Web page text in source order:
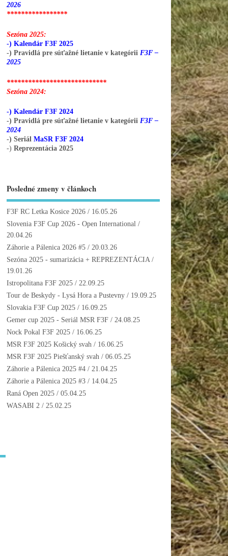
2026
*****************
Sezóna 2025:
-) Kalendár F3F 2025
-) Pravidlá pre súťažné lietanie v kategórii F3F –
2025
****************************
Sezóna 2024:
-) Kalendár F3F 2024
-) Pravidlá pre súťažné lietanie v kategórii F3F –
2024
-) Seriál MaSR F3F 2024
-) Reprezentácia 2025
Posledné zmeny v článkoch
F3F RC Letka Kosice 2026/ 16.05.26
Slovenia F3F Cup 2026 - Open International /
20.04.26
Záhorie a Pálenica 2026 #5/ 20.03.26
Sezóna 2025 - sumarizácia + REPREZENTÁCIA/
19.01.26
Istropolitana F3F 2025/ 22.09.25
Tour de Beskydy - Lysá Hora a Pustevny/ 19.09.25
Slovakia F3F Cup 2025/ 16.09.25
Gemer cup 2025 - Seriál MSR F3F/ 24.08.25
Nock Pokal F3F 2025/ 16.06.25
MSR F3F 2025 Košický svah / 16.06.25
MSR F3F 2025 Piešťanský svah / 06.05.25
Záhorie a Pálenica 2025 #4/ 21.04.25
Záhorie a Pálenica 2025 #3/ 14.04.25
Raná Open 2025/ 05.04.25
WASABI 2 / 25.02.25